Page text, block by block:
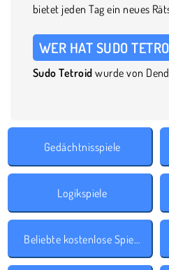
bietet jeden Tag ein neues
WER HAT SUDO
Sudo Tetroid wurde von
Gedächtnisspiele
Logikspiele
Beliebte kostenlose Spiele